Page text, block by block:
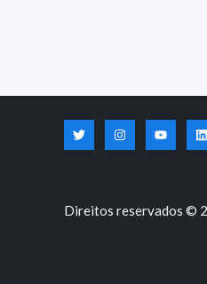
Direitos reservados ©